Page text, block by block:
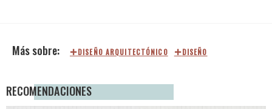
DISEÑO ARQUITECTÓNICO DISEÑO
RECOMENDACIONES